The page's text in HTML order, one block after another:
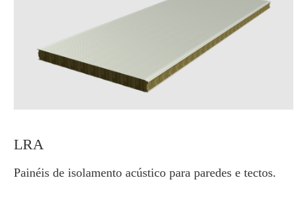
LRA
Painéis de isolamento acústico para paredes e tectos.